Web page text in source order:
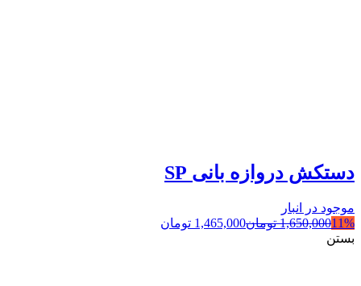
دستکش دروازه بانی SP
موجود در انبار
11%
1,650,000 تومان1,465,000 تومان
بستن